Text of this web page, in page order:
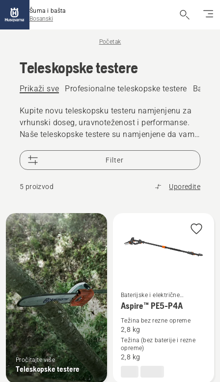
Šuma i bašta
Bosanski
Početak
Teleskopske testere
Prikaži sve Profesionalne teleskopske testere
Kupite novu teleskopsku testeru namjenjenu za
vrhunski doseg, uravnoteženost i performanse.
Naše teleskopske testere su namjenjene da vam
odlične rezultate. Nudimo asortiman benzinskih i
baterijskih teleskopskih testera za kućnu i
profesionalnu upotrebu.
Filter
5 proizvod Uporedite
Učitajte
sve
proizvode
Pročitajte više
Teleskopske testere
Pogledajte
detalja
Aspire™
PE5-
Baterijske i električne
teleskopske testere
Aspire™ PE5-P4A
Težina bez rezne opreme
2,8 kg
Težina (bez baterije i rezne
opreme)
2,8 kg